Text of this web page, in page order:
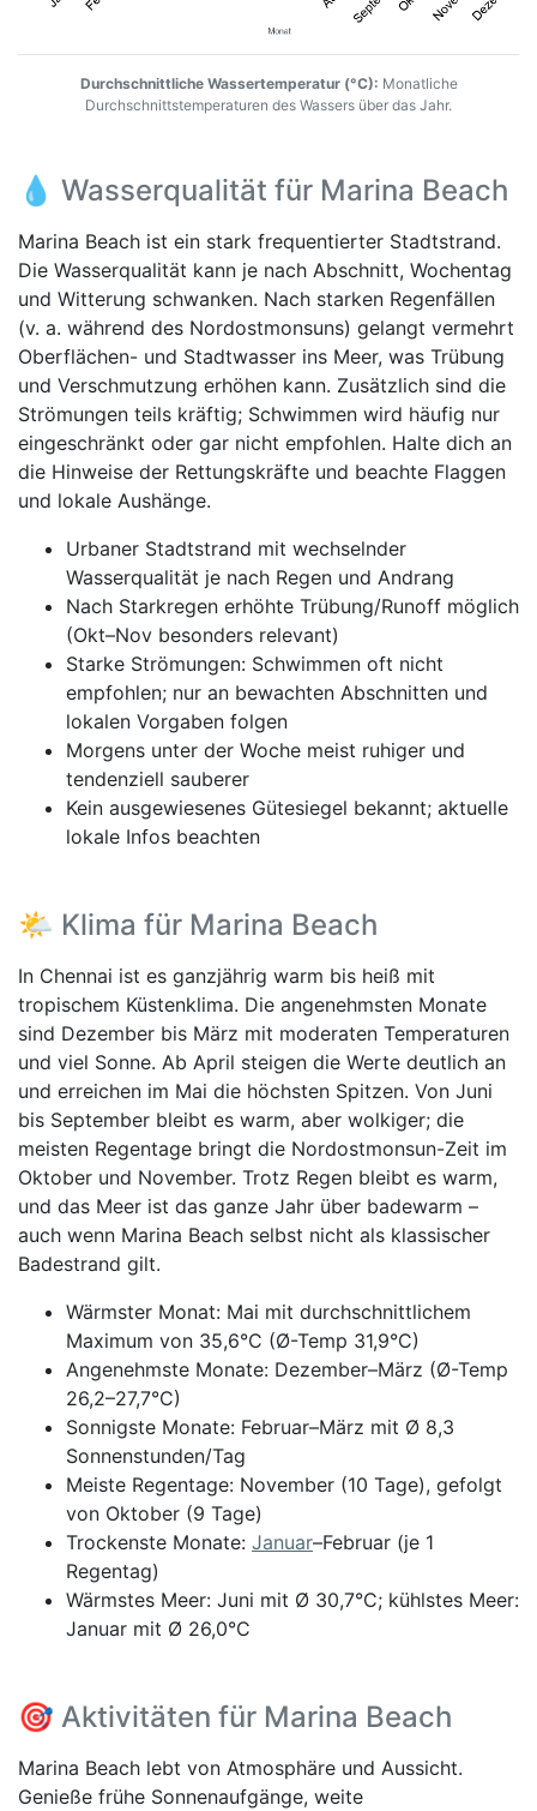
Durchschnittliche Wassertemperatur (°C): Monatliche
Durchschnittstemperaturen des Wassers über das Jahr.
💧 Wasserqualität für Marina Beach
Marina Beach ist ein stark frequentierter Stadtstrand.
Die Wasserqualität kann je nach Abschnitt, Wochentag
und Witterung schwanken. Nach starken Regenfällen
(v. a. während des Nordostmonsuns) gelangt vermehrt
Oberflächen- und Stadtwasser ins Meer, was Trübung
und Verschmutzung erhöhen kann. Zusätzlich sind die
Strömungen teils kräftig; Schwimmen wird häufig nur
eingeschränkt oder gar nicht empfohlen. Halte dich an
die Hinweise der Rettungskräfte und beachte Flaggen
und lokale Aushänge.
Urbaner Stadtstrand mit wechselnder
Wasserqualität je nach Regen und Andrang
Nach Starkregen erhöhte Trübung/Runoff möglich
(Okt–Nov besonders relevant)
Starke Strömungen: Schwimmen oft nicht
empfohlen; nur an bewachten Abschnitten und
lokalen Vorgaben folgen
Morgens unter der Woche meist ruhiger und
tendenziell sauberer
Kein ausgewiesenes Gütesiegel bekannt; aktuelle
lokale Infos beachten
🌤️ Klima für Marina Beach
In Chennai ist es ganzjährig warm bis heiß mit
tropischem Küstenklima. Die angenehmsten Monate
sind Dezember bis März mit moderaten Temperaturen
und viel Sonne. Ab April steigen die Werte deutlich an
und erreichen im Mai die höchsten Spitzen. Von Juni
bis September bleibt es warm, aber wolkiger; die
meisten Regentage bringt die Nordostmonsun-Zeit im
Oktober und November. Trotz Regen bleibt es warm,
und das Meer ist das ganze Jahr über badewarm –
auch wenn Marina Beach selbst nicht als klassischer
Badestrand gilt.
Wärmster Monat: Mai mit durchschnittlichem
Maximum von 35,6°C (Ø-Temp 31,9°C)
Angenehmste Monate: Dezember–März (Ø-Temp
26,2–27,7°C)
Sonnigste Monate: Februar–März mit Ø 8,3
Sonnenstunden/Tag
Meiste Regentage: November (10 Tage), gefolgt
von Oktober (9 Tage)
Trockenste Monate: Januar–Februar (je 1
Regentag)
Wärmstes Meer: Juni mit Ø 30,7°C; kühlstes Meer:
Januar mit Ø 26,0°C
🎯 Aktivitäten für Marina Beach
Marina Beach lebt von Atmosphäre und Aussicht.
Genieße frühe Sonnenaufgänge, weite